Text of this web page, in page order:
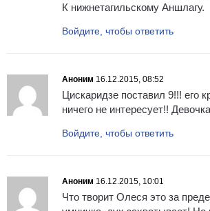
К нижнетагильскому Аншлагу.
Войдите, чтобы ответить
Аноним 16.12.2015, 08:52
Цискаридзе поставил 9!!! его
ничего не интересует!!
Войдите, чтобы ответить
Аноним 16.12.2015, 10:01
Что творит Олеся это за